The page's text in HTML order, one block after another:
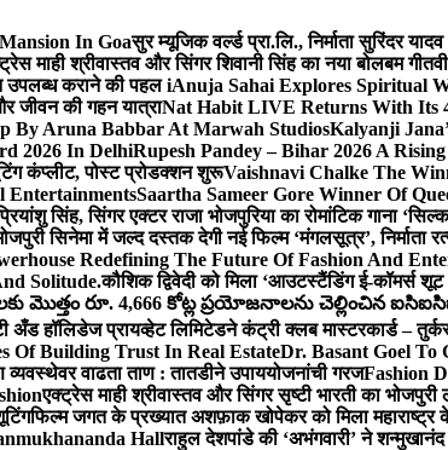
In Goaसुर म्यूजिक वर्ल्ड प्रा.लि., निर्माता सुरिंदर
माही श्रीवास्तव और सिंगर शिवानी सिंह का नया बोलबम गीत
उपलब्ध कराने की पहल iAnuja Sahai Explores Spiritual
जीवन की गहन यात्राNat Habit LIVE Returns With Its
By Aruna Babbar At Marwah StudiosKalyanji
2026 In DelhiRupesh Pandey – Bihar 2026 A
कंप्लीट, पोस्ट प्रोडक्शन शुरूVaishnavi Chalke The
EntertainmentsSaartha Sameer Gore Winner Of
सिंह, सिंगर एक्टर राजा भोजपुरिया का रोमांटिक गाना
सिनेमा में जल्द दस्तक देगी नई फिल्म ‘मंगलसूत्र’, निर्माता
Redefining The Future Of Fashion And
Solitude.कौशिक द्विवेदी को मिला ‘आउटस्टैंडिंग ई-कॉमर्स
మొత్తం రూ. 4,666 కోట్ల ప్రయోజనాలను చెల్లించిన
अँड हॉलिडेज प्रायव्हेट लिमिटेडने कंट्री क्लब मास्टरकार्ड –
Of Building Trust In Real EstateDr. Basant Goel To
व्यवस्थेवर वाढता ताण : तातडीने उपाययोजनांची गरजFashion
एक्ट्रेस माही श्रीवास्तव और सिंगर सृष्टी भारती का
फिल्म जगत के प्रख्यात अशफ़ाक खोपेकर को मिला महाराष्ट्र
Hallराहुल देशपांडे की ‘अभंगवारी’ ने